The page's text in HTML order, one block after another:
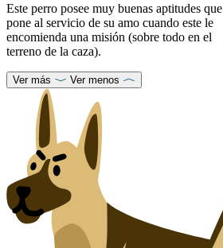
Este perro posee muy buenas aptitudes que
pone al servicio de su amo cuando este le
encomienda una misión (sobre todo en el
terreno de la caza).
Ver más Ver menos